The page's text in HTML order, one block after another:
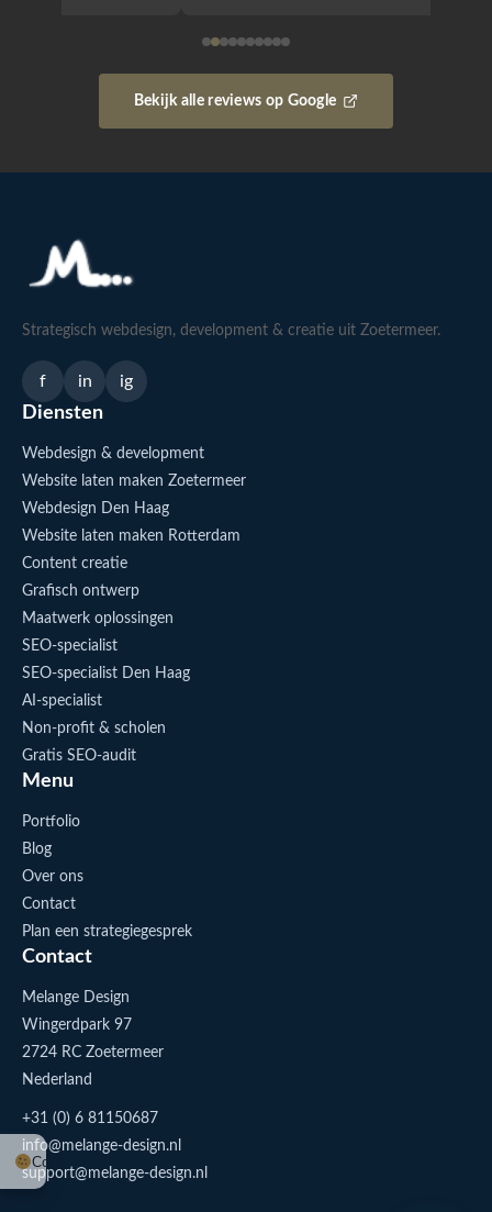
Bekijk alle reviews op Google
Cookie-instellingen
Strategisch webdesign, development & creatie uit Zoetermeer.
f in ig
Diensten
Webdesign & development
Website laten maken Zoetermeer
Webdesign Den Haag
Website laten maken Rotterdam
Content creatie
Grafisch ontwerp
Maatwerk oplossingen
SEO-specialist
SEO-specialist Den Haag
AI-specialist
Non-profit & scholen
Gratis SEO-audit
Menu
Portfolio
Blog
Over ons
Contact
Plan een strategiegesprek
Contact
Melange Design
Wingerdpark 97
2724 RC Zoetermeer
Nederland
+31 (0) 6 81150687
info@melange-design.nl
support@melange-design.nl